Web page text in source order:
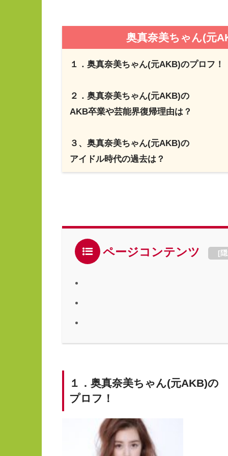
奥真奈美ちゃん(元
１．奥真奈美ちゃん(元AKB)のプロフ！
２．奥真奈美ちゃん(元AKB)の
AKB卒業や芸能界復帰理由は？
３、奥真奈美ちゃん(元AKB)の
アイドル時代の過去は？
ページコンテンツ [
１．奥真奈美ちゃん(元AKB)の
プロフ！